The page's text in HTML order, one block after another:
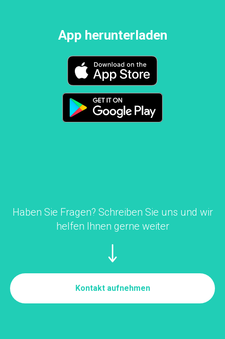
App herunterladen
Haben Sie Fragen? Schreiben Sie uns und wir
helfen Ihnen gerne weiter
Kontakt aufnehmen